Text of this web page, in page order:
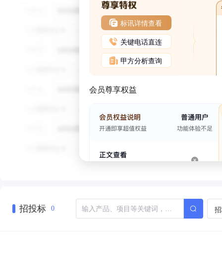
标讯详情查看
关键电话直连
甲方分析查询
会员尊享权益
招投标 0